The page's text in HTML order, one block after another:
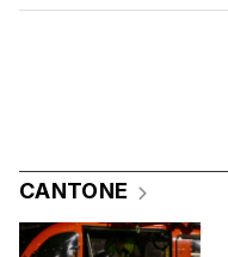
CANTONE